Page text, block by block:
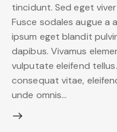
tincidunt. Sed eget
Fusce sodales augue a
ipsum eget blandit
dapibus. Vivamus
vulputate eleifend
consequat vitae,
unde omnis…